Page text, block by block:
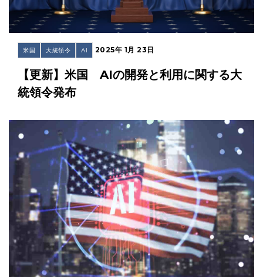
米国 大統領令 AI 2025年 1月 23日
【更新】米国 AIの開発と利用に関する大
統領令発布